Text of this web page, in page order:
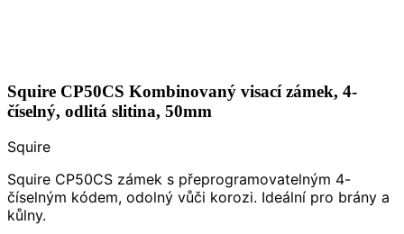
Squire CP50CS Kombinovaný visací zámek, 4-
číselný, odlitá slitina, 50mm
Squire
Squire CP50CS zámek s přeprogramovatelným 4-
číselným kódem, odolný vůči korozi. Ideální pro brány a
kůlny.